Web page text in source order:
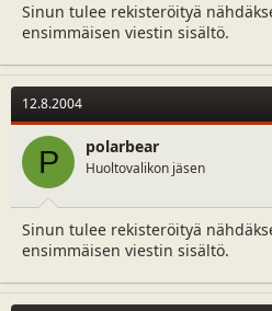
Sinun tulee rekisteröityä
ensimmäisen viestin sisältö.
12.8.2004
P polarbear
Huoltovalikon jäsen
Sinun tulee rekisteröityä
ensimmäisen viestin sisältö.